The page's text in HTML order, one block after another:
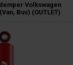
Volkswagen
Bus) (OUTLET)